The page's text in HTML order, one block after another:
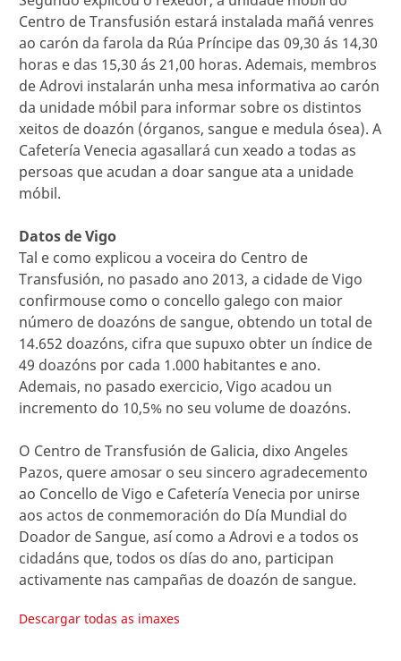
Centro de Transfusión estará instalada mañá venres
ao carón da farola da Rúa Príncipe das 09,30 ás 14,30
horas e das 15,30 ás 21,00 horas. Ademais, membros
de Adrovi instalarán unha mesa informativa ao carón
da unidade móbil para informar sobre os distintos
xeitos de doazón (órganos, sangue e medula ósea). A
Cafetería Venecia agasallará cun xeado a todas as
persoas que acudan a doar sangue ata a unidade
móbil.
Datos de Vigo
Tal e como explicou a voceira do Centro de
Transfusión, no pasado ano 2013, a cidade de Vigo
confirmouse como o concello galego con maior
número de doazóns de sangue, obtendo un total de
14.652 doazóns, cifra que supuxo obter un índice de
49 doazóns por cada 1.000 habitantes e ano.
Ademais, no pasado exercicio, Vigo acadou un
incremento do 10,5% no seu volume de doazóns.
O Centro de Transfusión de Galicia, dixo Angeles
Pazos, quere amosar o seu sincero agradecemento
ao Concello de Vigo e Cafetería Venecia por unirse
aos actos de conmemoración do Día Mundial do
Doador de Sangue, así como a Adrovi e a todos os
cidadáns que, todos os días do ano, participan
activamente nas campañas de doazón de sangue.
Descargar todas as imaxes